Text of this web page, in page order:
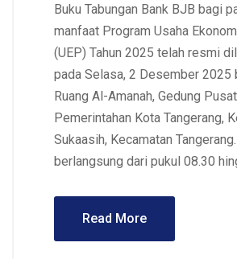
Buku Tabungan Bank BJB bagi
manfaat Program Usaha
(UEP) Tahun 2025 telah resmi
pada Selasa, 2 Desember 2025
Ruang Al-Amanah, Gedung Pusat
Pemerintahan Kota Tangerang,
Sukaasih, Kecamatan
berlangsung dari pukul 08.30
Read More